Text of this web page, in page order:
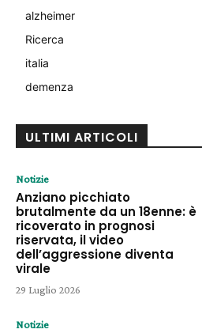
alzheimer
Ricerca
italia
demenza
ULTIMI ARTICOLI
Notizie
Anziano picchiato
brutalmente da un 18enne: è
ricoverato in prognosi
riservata, il video
dell’aggressione diventa
virale
29 Luglio 2026
Notizie